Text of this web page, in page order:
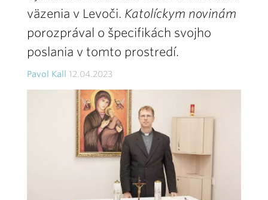
väzenia v Levoči. Katolíckym novinám
porozprával o špecifikách svojho
poslania v tomto prostredí.
Pavol Kall 12.04.2023